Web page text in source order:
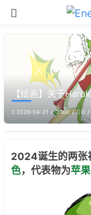
【绘画】关于
2026-04-21 100 0
2024诞生的两张
色，代表物为苹果